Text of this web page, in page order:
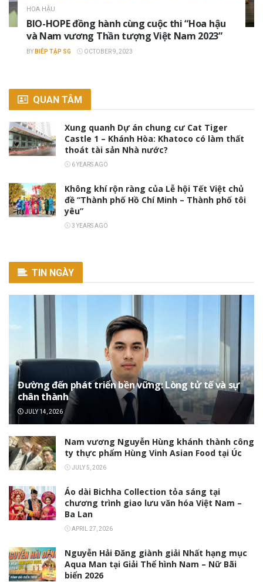
HOA HẬU
BIO-HOPE đồng hành cùng cuộc thi “Hoa hậu
và Nam vương Thần tượng Việt Nam 2023”
BY BIÊP TẬP SG OCTOBER 9, 2023
QUAN TÂM
Xung quanh Dự án chung cư Cat Tiger
Castle 1 – Khánh Hòa: Khatoco có làm thất
thoát tài sản Nhà nước?
6 YEARS AGO
Không khí rộn ràng của Lễ hội Tết Việt chủ
đề “Thành phố Hồ Chí Minh – Thành phố tôi
yêu”
3 YEARS AGO
TIN NGÀY
Đường đến phát triển bền vững: Lòng tử tế và sự
chân thành
JULY 14, 2026
Nam vương Nguyễn Hùng khánh thành công
ty thực phẩm Hùng Vinh Asian Food tại Úc
JULY 5, 2026
Áo dài Bichha Collection tỏa sáng tại
chương trình giao lưu văn hóa Việt Nam –
Ba Lan
APRIL 27, 2026
Nguyễn Hải Đăng giành giải Nhất hạng mục
Aqua Man tại Giải Thể hình Nam – Nữ Bãi
biển 2026